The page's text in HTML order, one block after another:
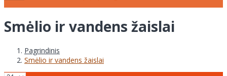
Smėlio ir vandens žaislai
Pagrindinis
Smėlio ir vandens žaislai